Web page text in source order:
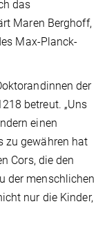
das
Maren Berghoff,
Max-Planck-
der
betreut. „Uns
einen
zu gewähren hat
Cors, die den
der menschlichen
nur die Kinder,